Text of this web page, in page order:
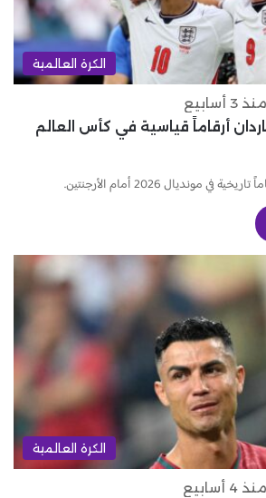
الكرة العالمية
منذ 3 أسابيع
أرقاماً قياسية في كأس العالم
مونديال 2026 أمام الأرجنتين.
الكرة العالمية
منذ 4 أسابيع